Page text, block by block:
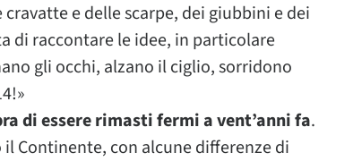
e delle scarpe, dei giubbini e dei
di raccontare le idee, in particolare
gli occhi, alzano il ciglio, sorridono
di essere rimasti fermi a vent’anni fa.
Continente, con alcune differenze di